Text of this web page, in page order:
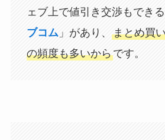
ェブ上で値引き交渉もできる
ブコム 」があり、 まとめ買
の頻度も多いからです。